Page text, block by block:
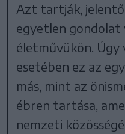
Azt tartják,
egyetlen gondolat
életművükön. Úgy
esetében ez az
más, mint az
ébren tartása,
nemzeti